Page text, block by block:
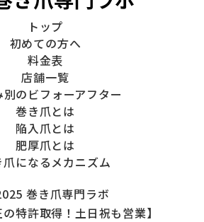
トップ
初めての方へ
料金表
店舗一覧
別のビフォーアフター
巻き爪とは
陥入爪とは
肥厚爪とは
爪になるメカニズム
巻き爪専門ラボ
の特許取得！土日祝も営業】